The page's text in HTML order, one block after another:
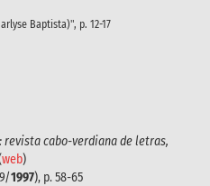
Baptista)", p. 12-17
revista cabo-verdiana de letras,
web)
1997), p. 58-65